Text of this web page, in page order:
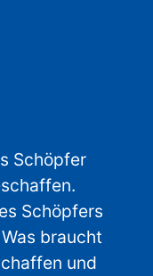
Schöpfer
Schöpfers
braucht
und